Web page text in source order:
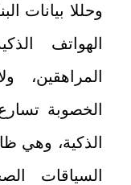
وحللا بيانات
الهواتف
المراهقين،
الخصوبة
الذكية، وهي
السياقات